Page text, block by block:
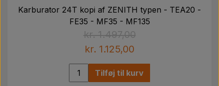
Karburator 24T kopi af ZENITH typen - TEA20 -
FE35 - MF35 - MF135
kr. 1.497,00
kr. 1.125,00
Tilføj til kurv